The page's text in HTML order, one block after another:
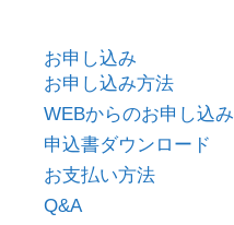
お申し込み
お申し込み方法
WEBからのお申し込み
申込書ダウンロード
お支払い方法
Q&A